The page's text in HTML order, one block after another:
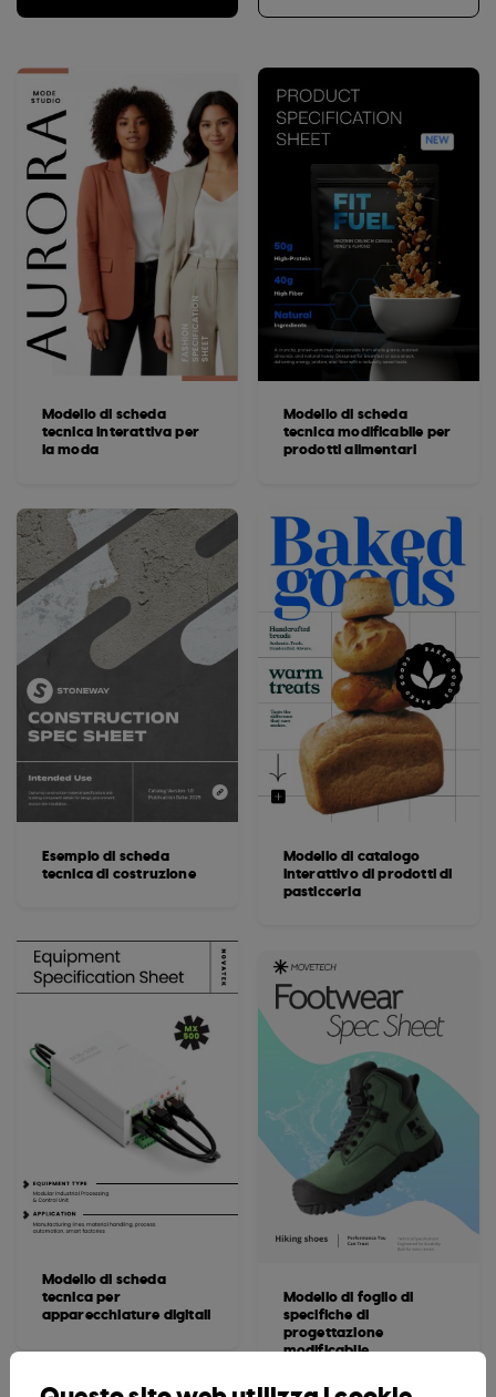
Modello di scheda
tecnica interattiva per
la moda
Esempio di scheda
tecnica di costruzione
Modello di scheda
tecnica per
apparecchiature digitali
Modello di scheda
tecnica modificabile per
prodotti alimentari
Modello di catalogo
interattivo di prodotti di
pasticceria
Modello di foglio di
specifiche di
progettazione
modificabile